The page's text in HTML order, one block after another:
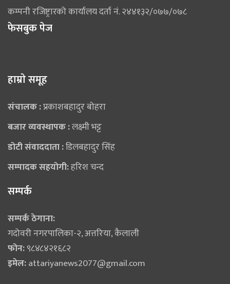
कम्पनी रजिष्ट्रारको कार्यालय दर्ता नं. २४४१३२/०७७/०७८
फेसबुक पेज
हाम्राे समूह
संचालक :प्रकाशबहादुर बोहरा
बजार व्यवस्थापक :लक्ष्मी भट्ट
डोटी संवाददाता :डिलबहादुर सिंह
सम्पादक सहयोगी:हरिश चन्द
सम्पर्क
सम्पर्क ठेगाना:
गदोवरी नगरपालिका-२, अत्तरिया, कैलाली
फोन:९८४८४२१६८२
इमेल:attariyanews2077@gmail.com